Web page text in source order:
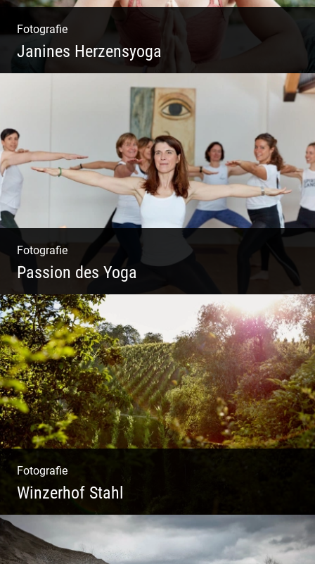
Fotografie
Janines Herzensyoga
Spontanes Yoga-Shooting
Fotografie
Passion des Yoga
Ein herzliches Team
Fotografie
Winzerhof Stahl
Ganz neu durfte es werden. Alles. Fotos.
Web. Shop.